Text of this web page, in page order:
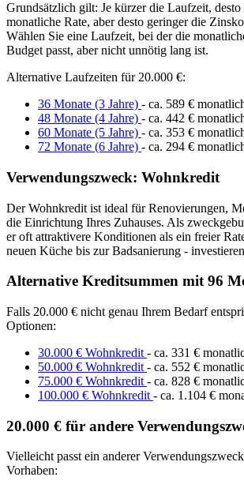
Grundsätzlich gilt: Je kürzer die Laufzeit, desto
monatliche Rate, aber desto geringer die
Wählen Sie eine Laufzeit, bei der die
Budget passt, aber nicht unnötig lang ist.
Alternative Laufzeiten für 20.000 €:
36 Monate (3 Jahre) - ca. 589 €
48 Monate (4 Jahre) - ca. 442 €
60 Monate (5 Jahre) - ca. 353 €
72 Monate (6 Jahre) - ca. 294 €
Verwendungszweck: Wohnkredit
Der Wohnkredit ist ideal für Renovierungen,
die Einrichtung Ihres Zuhauses. Als
er oft attraktivere Konditionen als ein freier
neuen Küche bis zur Badsanierung -
Alternative Kreditsummen mit 96
Falls 20.000 € nicht genau Ihrem Bedarf
Optionen:
30.000 € Wohnkredit - ca. 331 €
50.000 € Wohnkredit - ca. 552 €
75.000 € Wohnkredit - ca. 828 €
100.000 € Wohnkredit - ca. 1.104 €
20.000 € für andere
Vielleicht passt ein anderer
Vorhaben: